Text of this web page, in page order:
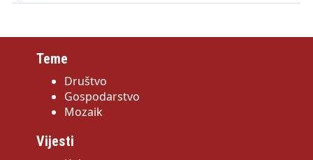
Teme
Društvo
Gospodarstvo
Mozaik
Vijesti